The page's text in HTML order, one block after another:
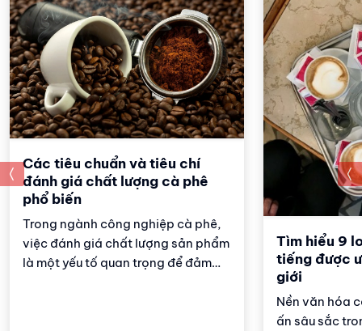
Các tiêu chuẩn và tiêu chí
đánh giá chất lượng cà phê
phổ biến
Trong ngành công nghiệp cà phê,
việc đánh giá chất lượng sản phẩm
là một yếu tố quan trọng để đảm
Tìm hiểu 9
tiếng được
giới
Nền văn hóa
ấn sâu sắc
prev